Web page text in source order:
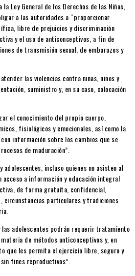
Ley General de los Derechos de las Niñas,
a las autoridades a “proporcionar
libre de prejuicios y discriminación
y el uso de anticonceptivos, a fin de
de transmisión sexual, de embarazos y
las violencias contra niñas, niños y
suministro y, en su caso, colocación
el conocimiento del propio cuerpo,
fisiológicos y emocionales, así como la
información sobre los cambios que se
de maduración”.
adolescentes, incluso quienes no asisten al
a información y educación integral
de forma gratuita, confidencial,
circunstancias particulares y tradiciones
las adolescentes podrán requerir tratamiento
de métodos anticonceptivos y, en
que les permita el ejercicio libre, seguro y
fines reproductivos”.